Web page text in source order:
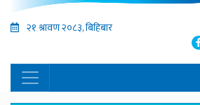
२१ श्रावण २०८३, बिहिबार